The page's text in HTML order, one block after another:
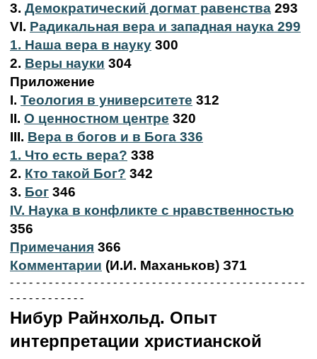
3. Демократический догмат равенства 293
VI. Радикальная вера и западная наука 299
1. Наша вера в науку 300
2. Веры науки 304
Приложение
I. Теология в университете 312
II. О ценностном центре 320
III. Вера в богов и в Бога 336
1. Что есть вера? 338
2. Кто такой Бог? 342
3. Бог 346
IV. Наука в конфликте с нравственностью
356
Примечания 366
Комментарии (И.И. Маханьков) З71
- - - - - - - - - - - - - - - - - - - - - - - - - - - - - - - - - - - - - - - - - - - - - -
- - - - - - - - - - - -
Нибур Райнхольд. Опыт
интерпретации христианской